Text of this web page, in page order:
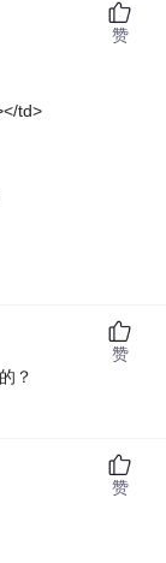
td>
赞
？
赞
赞